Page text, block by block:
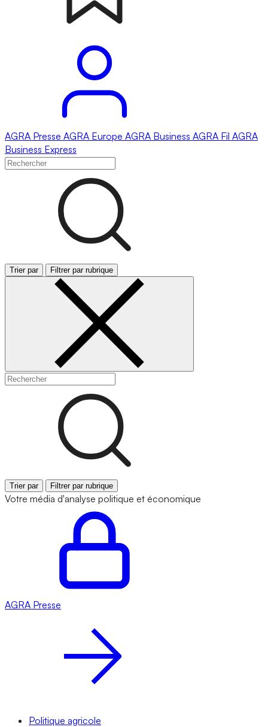
AGRA Presse AGRA Europe AGRA Business AGRA Fil AGRA
Business Express
Trier par Filtrer par rubrique
Trier par Filtrer par rubrique
Votre média d'analyse politique et économique
AGRA Presse
Politique agricole